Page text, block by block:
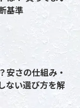
基準
安さの仕組み・
ない選び方を解